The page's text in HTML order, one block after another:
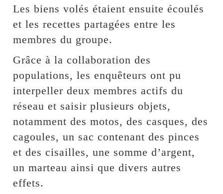
Les biens volés étaient ensuite écoulés
et les recettes partagées entre les
membres du groupe.
Grâce à la collaboration des
populations, les enquêteurs ont pu
interpeller deux membres actifs du
réseau et saisir plusieurs objets,
notamment des motos, des casques, des
cagoules, un sac contenant des pinces
et des cisailles, une somme d’argent,
un marteau ainsi que divers autres
effets.